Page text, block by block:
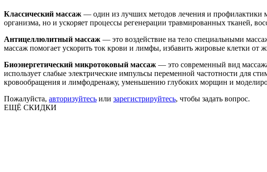
Классический массаж — один из лучших методов лечения и профилактики
организма, но и ускоряет процессы регенерации травмированных тканей,
Антицеллюлитный массаж — это воздействие на тело специальными
массаж помогает ускорить ток крови и лимфы, избавить жировые клетки от
Биоэнергетический микротоковый массаж — это современный вид
использует слабые электрические импульсы переменной частотности
кровообращения и лимфодренажу, уменьшению глубоких морщин и
Пожалуйста, авторизуйтесь или зарегистрируйтесь, чтобы задать вопрос.
ЕЩЁ СКИДКИ